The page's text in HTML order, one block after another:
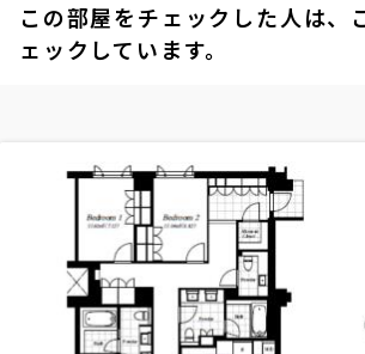
この部屋をチェックした人は、
ェックしています。